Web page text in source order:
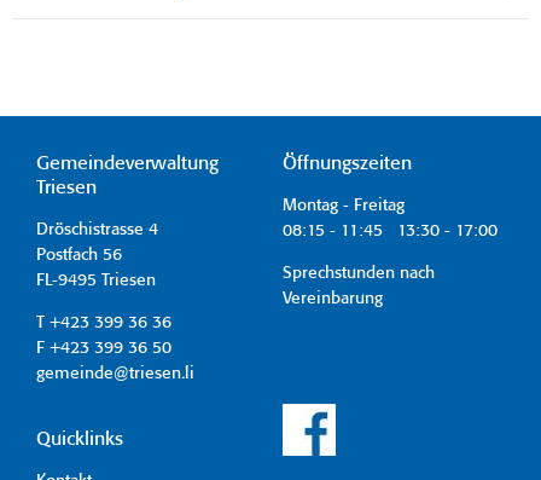
Gemeindeverwaltung
Triesen
Dröschistrasse 4
Postfach 56
FL-9495 Triesen
T +423 399 36 36
F +423 399 36 50
gemeinde@triesen.li
Öffnungszeiten
Montag - Freitag
08:15 - 11:45 13:30 - 17:00
Sprechstunden nach
Vereinbarung
Quicklinks